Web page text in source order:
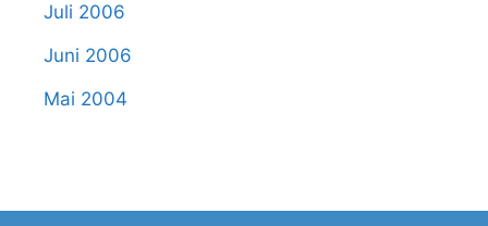
Juli 2006
Juni 2006
Mai 2004